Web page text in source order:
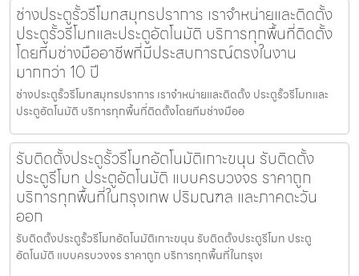
ช่างประตูรั้วรีโมทสมุทรปราการ เราจำหน่ายและติดตั้ง
ประตูรั้วรีโมทและประตูอัตโนมัติ บริการทุกพื้นที่ติดตั้ง
โดยทีมช่างมืออาชีพที่มีประสบการณ์ตรงในงาน
มากกว่า 10 ปี
ช่างประตูรั้วรีโมทสมุทรปราการ เราจำหน่ายและติดตั้ง ประตูรั้วรีโมทและ
ประตูอัตโนมัติ บริการทุกพื้นที่ติดตั้งโดยทีมช่างมืออ
รับติดตั้งประตูรั้วรีโมทอัตโนมัติเกาะขนุน รับติดตั้ง
ประตูรีโมท ประตูอัตโนมัติ แบบครบวงจร ราคาถูก
บริการทุกพื้นที่ในกรุงเทพ ปริมณฑล และภาคตะวัน
ออก
รับติดตั้งประตูรั้วรีโมทอัตโนมัติเกาะขนุน รับติดตั้งประตูรีโมท ประตู
อัตโนมัติ แบบครบวงจร ราคาถูก บริการทุกพื้นที่ในกรุงเ